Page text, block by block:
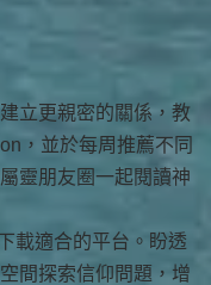
立更親密的關係，教
，並於每周推薦不同
靈朋友圈一起閱讀神
載適合的平台。盼透
間探索信仰問題，增